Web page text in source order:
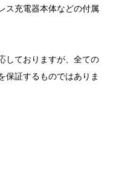
ス充電器本体などの付属
しておりますが、全ての
保証するものではありま